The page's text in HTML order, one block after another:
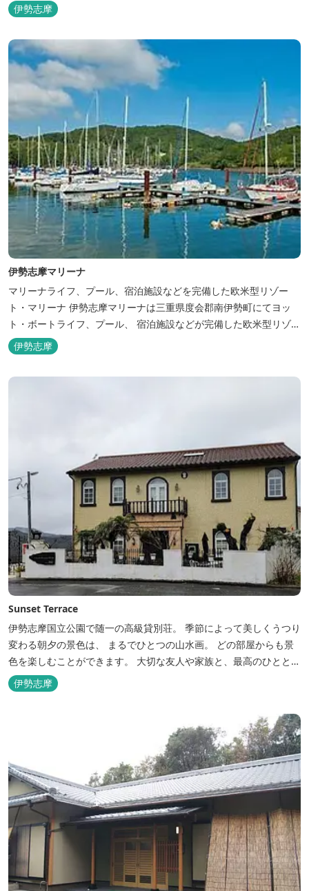
ださい。
伊勢志摩
伊勢志摩マリーナ
マリーナライフ、プール、宿泊施設などを完備した欧米型リゾー
ト・マリーナ 伊勢志摩マリーナは三重県度会郡南伊勢町にてヨッ
ト・ボートライフ、プール、 宿泊施設などが完備した欧米型リゾー
ト・マリーナの管理・運営を行っております。
伊勢志摩
Sunset Terrace
伊勢志摩国立公園で随一の高級貸別荘。 季節によって美しくうつり
変わる朝夕の景色は、 まるでひとつの山水画。 どの部屋からも景
色を楽しむことができます。 大切な友人や家族と、最高のひととき
を。 1日1組限定とさせていただいております。 完全にプライベー
トでご利用いただけます。
伊勢志摩